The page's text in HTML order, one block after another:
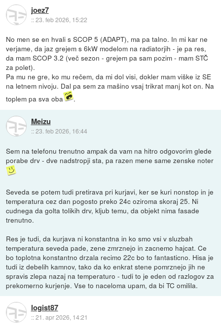
joez7
::23. feb 2026, 15:22
No men se en hvali s SCOP 5 (ADAPT), ma pa talno. In mi kar ne
verjame, da jaz grejem s 6kW modelom na radiatorjih - je pa res,
da mam SCOP 3.2 (več sezon - grejem pa sam pozim - mam STČ
za polet).
Pa mu ne gre, ko mu rečem, da mi dol visi, dokler mam viške iz SE
na letnem nivoju. Dal pa sem za mašino vsaj trikrat manj kot on. Na
toplem pa sva oba
.
Meizu
::23. feb 2026, 16:44
Sem na telefonu trenutno ampak da vam na hitro odgovorim glede
porabe drv - dve nadstropji sta, pa razen mene same zenske noter
Seveda se potem tudi pretirava pri kurjavi, ker se kuri nonstop in je
temperatura cez dan pogosto preko 24c oziroma skoraj 25. Ni
cudnega da golta tolikih drv, kljub temu, da objekt nima fasade
trenutno.
Res je tudi, da kurjava ni konstantna in ko smo vsi v sluzbah
temperatura seveda pade, zene zmrznejo in zacnemo hajcat. Ce
bo toplotna konstantno drzala recimo 22c bo to fantasticno. Hisa je
tudi iz debelih kamnov, tako da ko enkrat stene pomrznejo jih ne
spravis zlepa nazaj na temperaturo - tudi to je eden od razlogov za
prekomerno kurjenje. Vse to naceloma upam, da bi TC omilila.
logist87
::21. apr 2026, 14:21